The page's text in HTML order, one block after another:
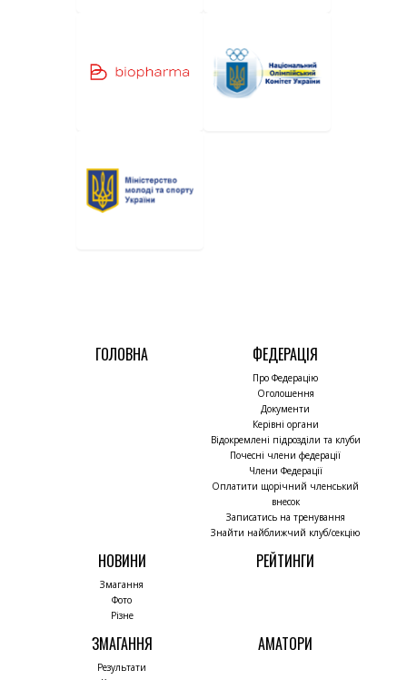
ГОЛОВНА ФЕДЕРАЦІЯ
Про Федерацію
Оголошення
Документи
Керівні органи
Відокремлені підрозділи та клуби
Почесні члени федерації
Члени Федерації
Оплатити щорічний членський
внесок
Записатись на тренування
Знайти найближчий клуб/секцію
НОВИНИ
Змагання
Фото
Різне
РЕЙТИНГИ
ЗМАГАННЯ
Результати
АМАТОРИ